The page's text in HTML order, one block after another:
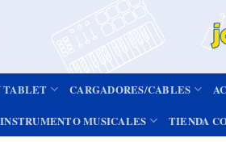
TABLET CARGADORES/CABLES
INSTRUMENTO MUSICALES TIENDA